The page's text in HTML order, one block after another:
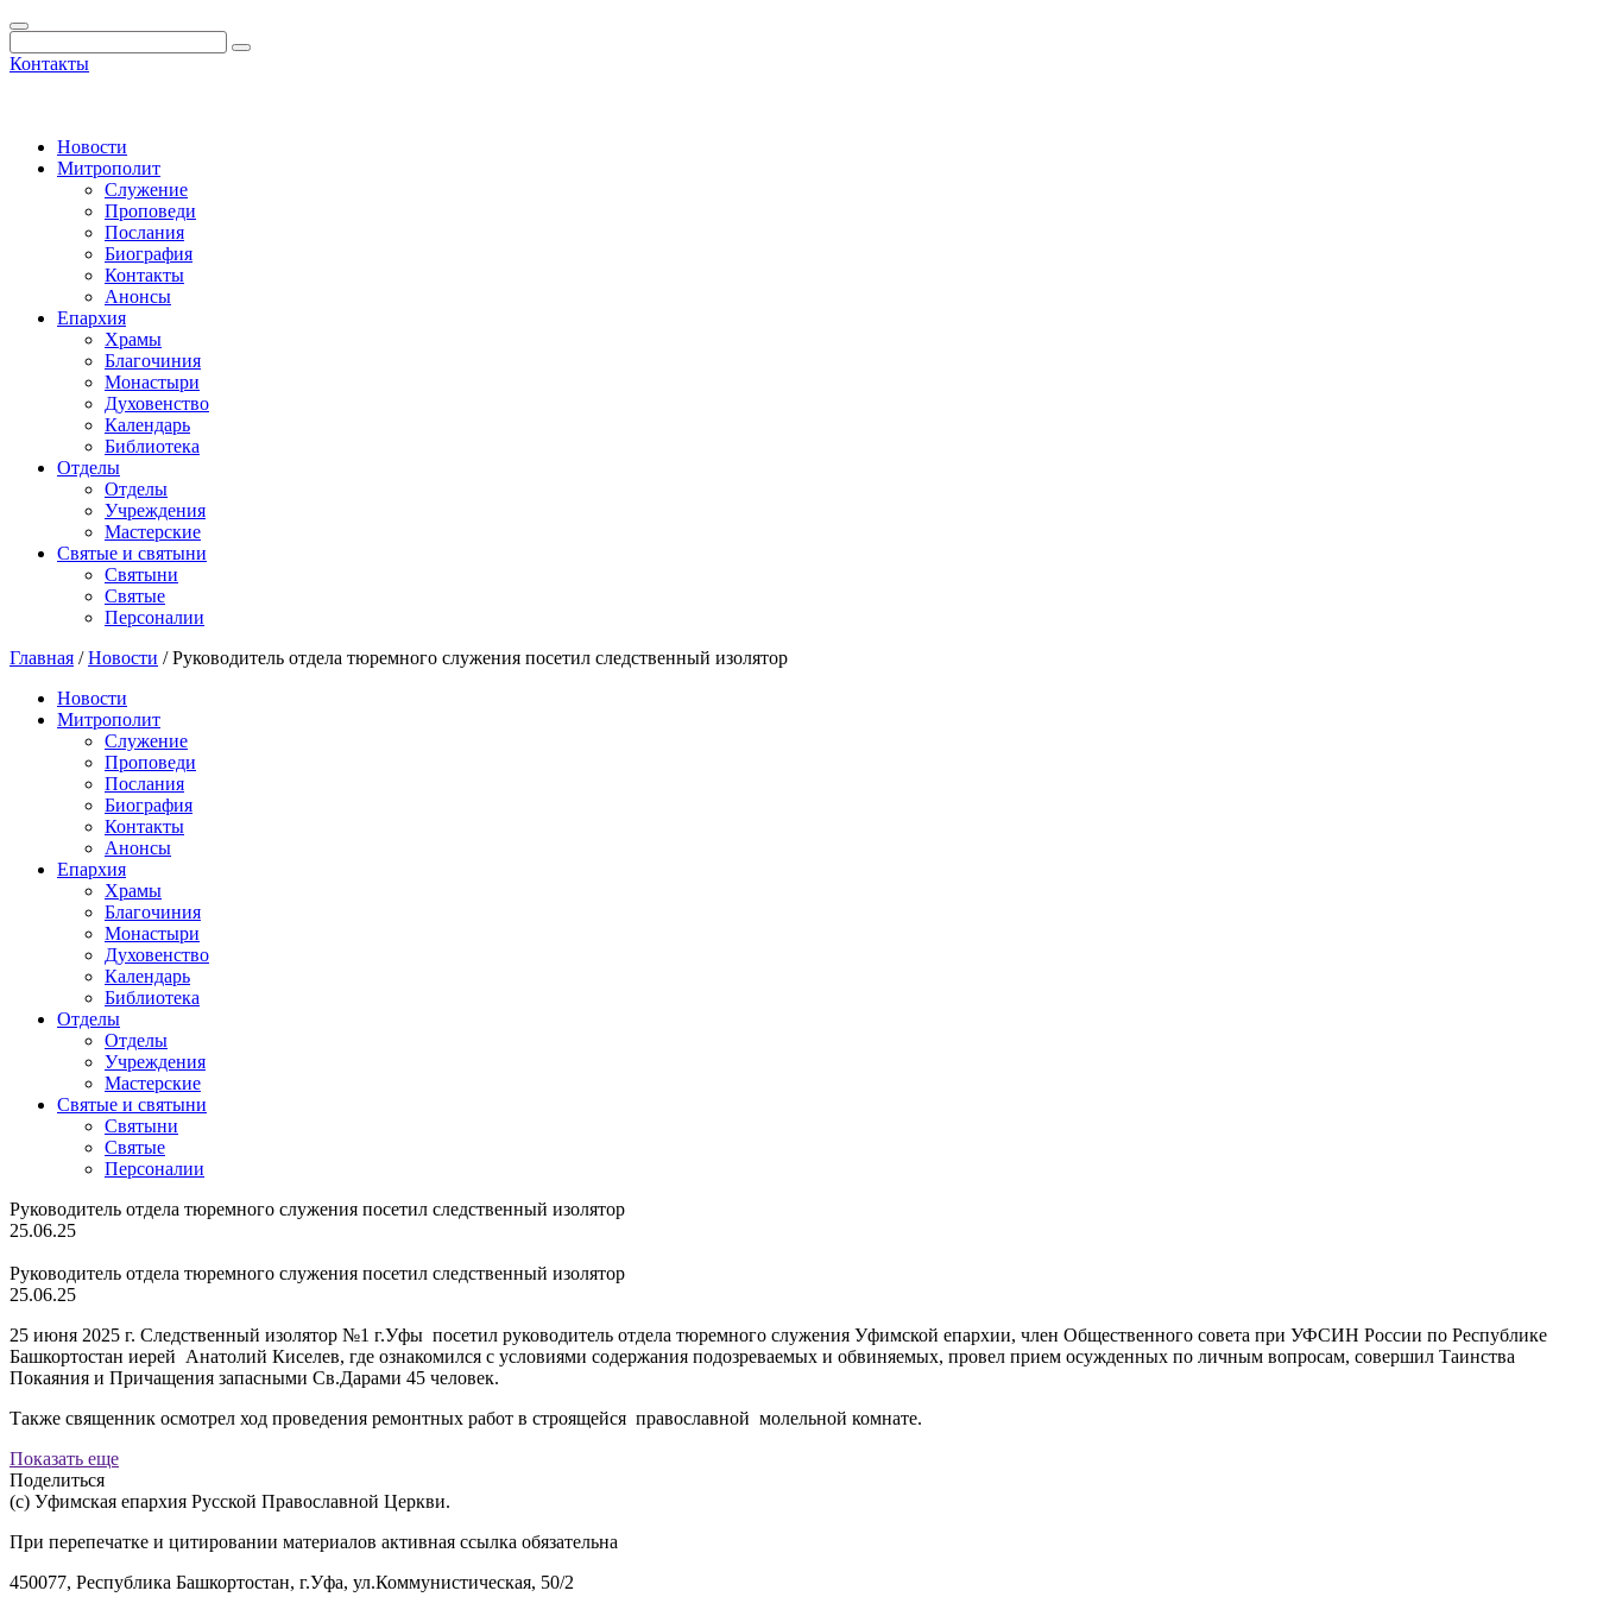
Контакты
Новости
Митрополит
Служение
Проповеди
Послания
Биография
Контакты
Анонсы
Епархия
Храмы
Благочиния
Монастыри
Духовенство
Календарь
Библиотека
Отделы
Отделы
Учреждения
Мастерские
Святые и святыни
Cвятыни
Cвятые
Персоналии
Главная /Новости /Руководитель отдела тюремного служения посетил следственный изолятор
Новости
Митрополит
Служение
Проповеди
Послания
Биография
Контакты
Анонсы
Епархия
Храмы
Благочиния
Монастыри
Духовенство
Календарь
Библиотека
Отделы
Отделы
Учреждения
Мастерские
Святые и святыни
Cвятыни
Cвятые
Персоналии
Руководитель отдела тюремного служения посетил следственный изолятор
25.06.25
Руководитель отдела тюремного служения посетил следственный изолятор
25.06.25
25 июня 2025 г. Следственный изолятор №1 г.Уфы посетил руководитель отдела тюремного служения Уфимской епархии, член Общественного совета при УФСИН России по Республике
Башкортостан иерей Анатолий Киселев, где ознакомился с условиями содержания подозреваемых и обвиняемых, провел прием осужденных по личным вопросам, совершил Таинства
Покаяния и Причащения запасными Св.Дарами 45 человек.
Также священник осмотрел ход проведения ремонтных работ в строящейся православной молельной комнате.
Показать еще
Поделиться
(с) Уфимская епархия Русской Православной Церкви.
При перепечатке и цитировании материалов активная ссылка обязательна
450077, Республика Башкортостан, г.Уфа, ул.Коммунистическая, 50/2